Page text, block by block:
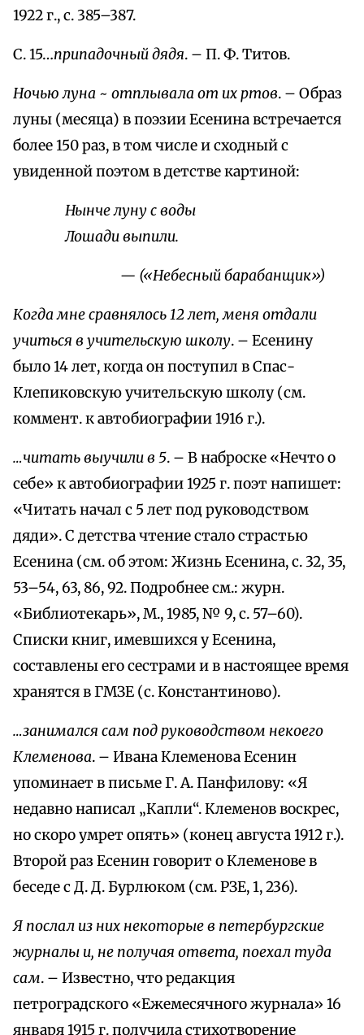
1922 г., с. 385–387.
С. 15…припадочный дядя. – П. Ф. Титов.
Ночью луна ~ отплывала от их ртов. – Образ
луны (месяца) в поэзии Есенина встречается
более 150 раз, в том числе и сходный с
увиденной поэтом в детстве картиной:
Нынче луну с воды
Лошади выпили.
— («Небесный барабанщик»)
Когда мне сравнялось 12 лет, меня отдали
учиться в учительскую школу. – Есенину
было 14 лет, когда он поступил в Спас-
Клепиковскую учительскую школу (см.
коммент. к автобиографии 1916 г.).
…читать выучили в 5. – В наброске «Нечто о
себе» к автобиографии 1925 г. поэт напишет:
«Читать начал с 5 лет под руководством
дяди». С детства чтение стало страстью
Есенина (см. об этом: Жизнь Есенина, с. 32, 35,
53–54, 63, 86, 92. Подробнее см.: журн.
«Библиотекарь», М., 1985, № 9, с. 57–60).
Списки книг, имевшихся у Есенина,
составлены его сестрами и в настоящее время
хранятся в ГМЗЕ (с. Константиново).
…занимался сам под руководством некоего
Клеменова. – Ивана Клеменова Есенин
упоминает в письме Г. А. Панфилову: «Я
недавно написал „Капли“. Клеменов воскрес,
но скоро умрет опять» (конец августа 1912 г.).
Второй раз Есенин говорит о Клеменове в
беседе с Д. Д. Бурлюком (см. РЗЕ, 1, 236).
Я послал из них некоторые в петербургские
журналы и, не получая ответа, поехал туда
сам. – Известно, что редакция
петроградского «Ежемесячного журнала» 16
января 1915 г. получила стихотворение